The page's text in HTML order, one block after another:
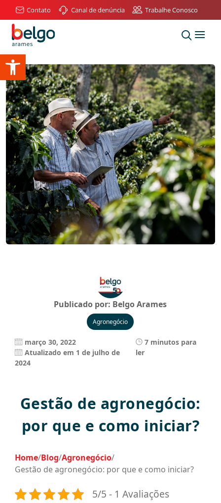
Abrir a barra de ferramentas
Contato Canal de denúncia Trabalhe Conosco
Publicado por: Belgo Arames
Agronegócio
março 30, 2022
Atualizado em 1 de julho de
2024
7 minutos para
ler
Gestão de agronegócio:
por que e como iniciar?
Home/Blog/Agronegócio/
Gestão de agronegócio: por que e como iniciar?
5/5 - 1 Avaliações